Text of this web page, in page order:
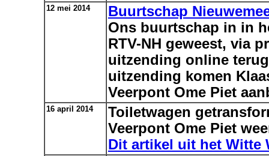
12 mei 2014
Buurtschap
Ons buurtschap in in
RTV-NH geweest, via
uitzending online
uitzending komen
Veerpont Ome Piet
16 april 2014
Toiletwagen
Veerpont Ome Piet
Dit artikel uit het Witte